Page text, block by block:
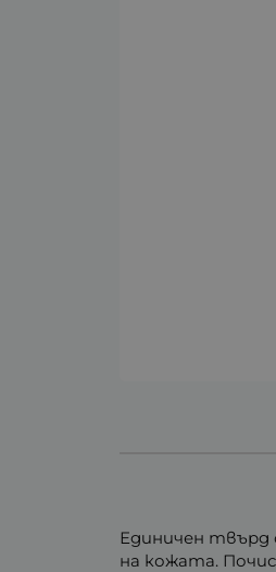
Единичен твърд
на кожата.